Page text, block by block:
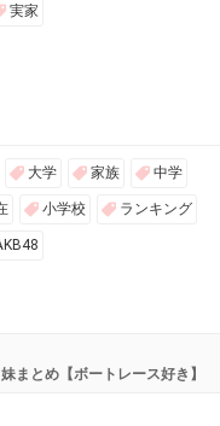
実家
大学 家族 中学
小学校 ランキング
まとめ【ボートレース好き】